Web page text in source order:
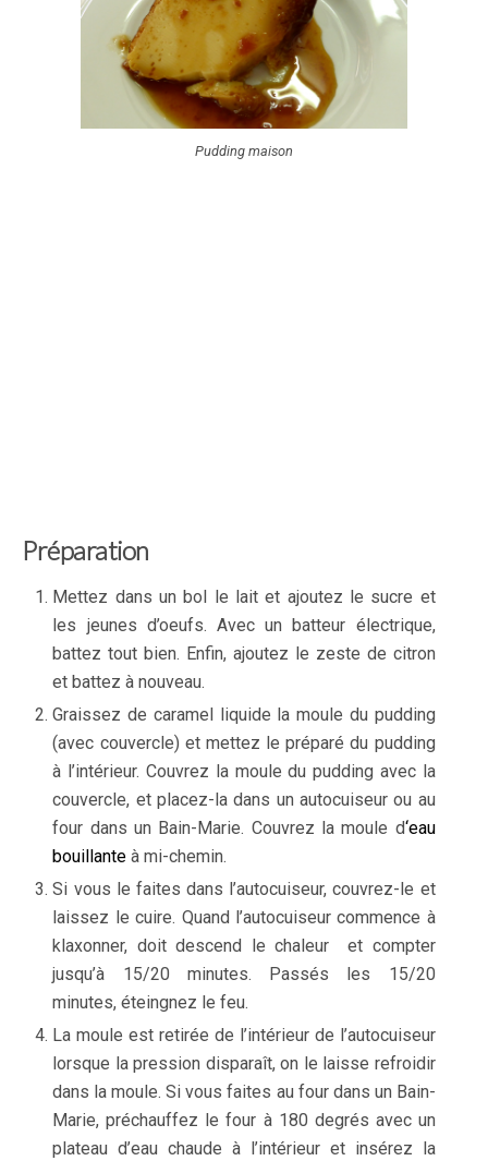
Pudding maison
Préparation
Mettez dans un bol le lait et ajoutez le sucre et
les jeunes d’oeufs. Avec un batteur électrique,
battez tout bien. Enfin, ajoutez le zeste de citron
et battez à nouveau.
Graissez de caramel liquide la moule du pudding
(avec couvercle) et mettez le préparé du pudding
à l’intérieur. Couvrez la moule du pudding avec la
couvercle, et placez-la dans un autocuiseur ou au
four dans un Bain-Marie. Couvrez la moule d‘eau
bouillanteà mi-chemin.
Si vous le faites dans l’autocuiseur, couvrez-le et
laissez le cuire. Quand l’autocuiseur commence à
klaxonner, doit descend le chaleur et compter
jusqu’à 15/20 minutes. Passés les 15/20
minutes, éteingnez le feu.
La moule est retirée de l’intérieur de l’autocuiseur
lorsque la pression disparaît, on le laisse refroidir
dans la moule. Si vous faites au four dans un Bain-
Marie, préchauffez le four à 180 degrés avec un
plateau d’eau chaude à l’intérieur et insérez la